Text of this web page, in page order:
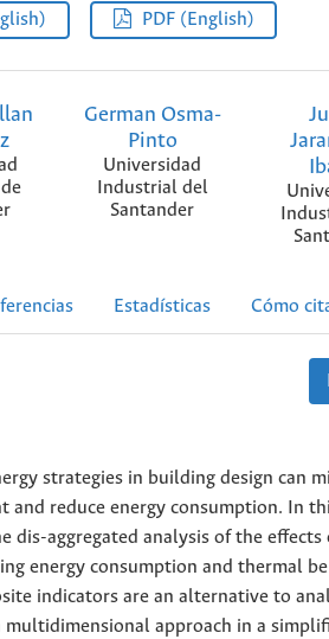
PDF (English)
German Osma-
Pinto
Universidad
Industrial del
Santander
Estadísticas Cómo
strategies in building design can
and reduce energy consumption. In
dis-aggregated analysis of the effects
energy consumption and thermal
indicators are an alternative to
multidimensional approach in a